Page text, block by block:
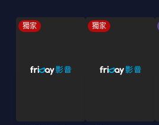
獨家 獨家